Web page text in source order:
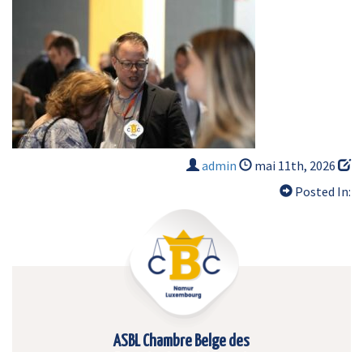
admin
mai 11th, 2026
Posted In:
ASBL Chambre Belge des